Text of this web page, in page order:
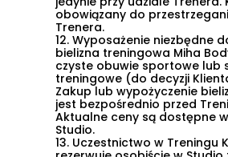
obowiązany do
Trenera.
12. Wyposażenie niezbędne
bielizna treningowa Miha
czyste obuwie sportowe lub
treningowe (do decyzji
Zakup lub wypożyczenie
jest bezpośrednio przed
Aktualne ceny są dostępne
Studio.
13. Uczestnictwo w Treningu